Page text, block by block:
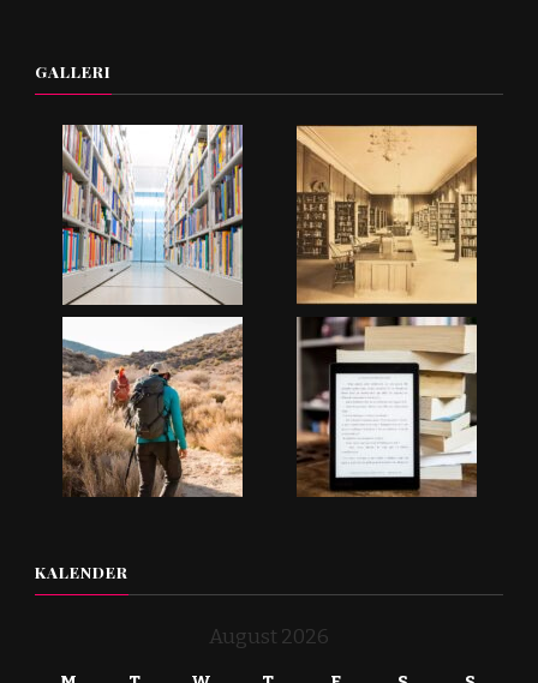
GALLERI
KALENDER
August 2026